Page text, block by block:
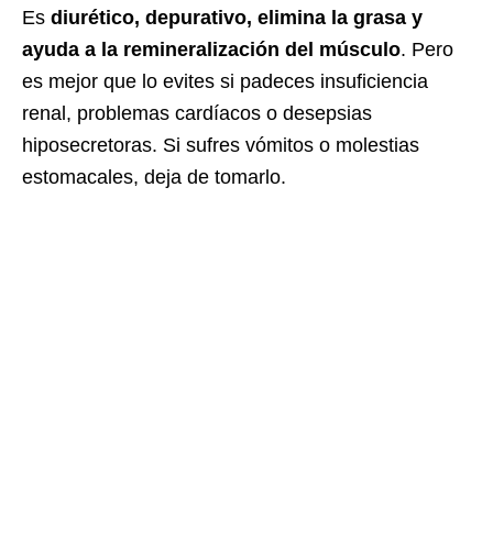
Es diurético, depurativo, elimina la grasa y
ayuda a la remineralización del músculo. Pero
es mejor que lo evites si padeces insuficiencia
renal, problemas cardíacos o desepsias
hiposecretoras. Si sufres vómitos o molestias
estomacales, deja de tomarlo.